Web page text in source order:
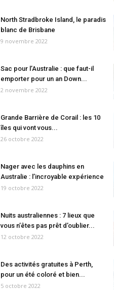
North Stradbroke Island, le paradis
blanc de Brisbane
9 novembre 2022
Sac pour l’Australie : que faut-il
emporter pour un an Down...
2 novembre 2022
Grande Barrière de Corail : les 10
îles qui vont vous...
26 octobre 2022
Nager avec les dauphins en
Australie : l’incroyable expérience
19 octobre 2022
Nuits australiennes : 7 lieux que
vous n’êtes pas prêt d’oublier...
12 octobre 2022
Des activités gratuites à Perth,
pour un été coloré et bien...
5 octobre 2022